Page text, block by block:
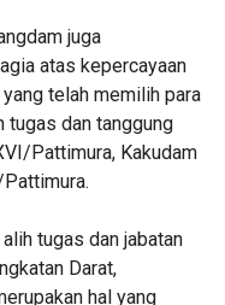
juga
atas kepercayaan
telah memilih para
tugas dan tanggung
Pattimura, Kakudam
tugas dan jabatan
Darat,
hal yang